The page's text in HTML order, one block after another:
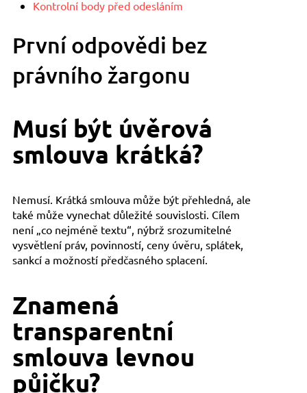
Kontrolní body před odesláním
První odpovědi bez
právního žargonu
Musí být úvěrová
smlouva krátká?
Nemusí. Krátká smlouva může být přehledná, ale
také může vynechat důležité souvislosti. Cílem
není „co nejméně textu“, nýbrž srozumitelné
vysvětlení práv, povinností, ceny úvěru, splátek,
sankcí a možností předčasného splacení.
Znamená
transparentní
smlouva levnou
půjčku?